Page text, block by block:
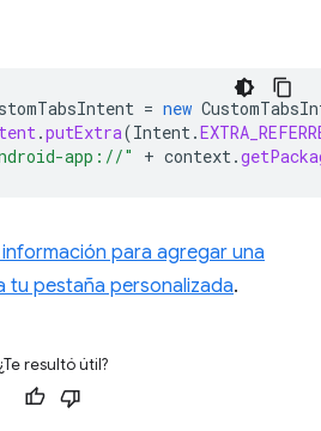
= new
.putExtra(Intent.
app://" + context.
para agregar una
tu pestaña personalizada.
¿Te resultó útil?